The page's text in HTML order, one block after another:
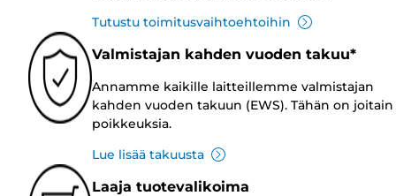
Tutustu toimitusvaihtoehtoihin
Valmistajan kahden vuoden takuu*
Annamme kaikille laitteillemme valmistajan
kahden vuoden takuun (EWS). Tähän on joitain
poikkeuksia.
Lue lisää takuusta
Laaja tuotevalikoima